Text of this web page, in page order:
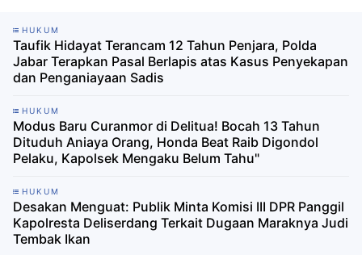
HUKUM
Taufik Hidayat Terancam 12 Tahun Penjara, Polda
Jabar Terapkan Pasal Berlapis atas Kasus Penyekapan
dan Penganiayaan Sadis
HUKUM
Modus Baru Curanmor di Delitua! Bocah 13 Tahun
Dituduh Aniaya Orang, Honda Beat Raib Digondol
Pelaku, Kapolsek Mengaku Belum Tahu"
HUKUM
Desakan Menguat: Publik Minta Komisi III DPR Panggil
Kapolresta Deliserdang Terkait Dugaan Maraknya Judi
Tembak Ikan